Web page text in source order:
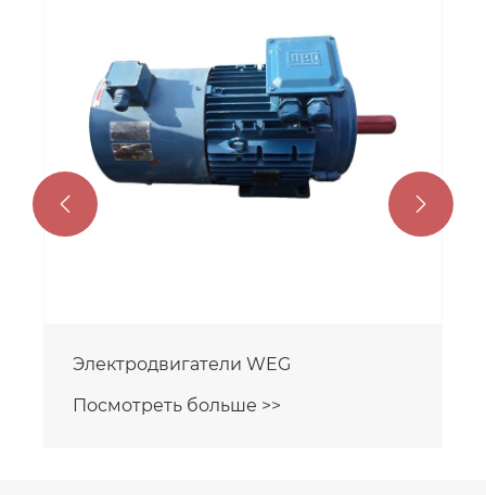
Электродвигатели VEM
Посмотреть больше >>
 